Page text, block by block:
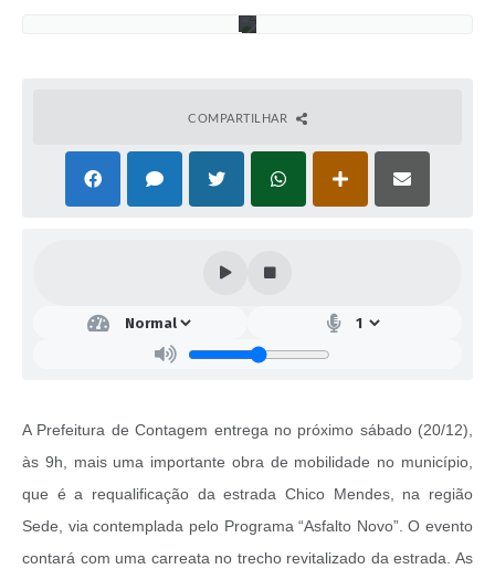
COMPARTILHAR
A Prefeitura de Contagem entrega no próximo sábado (20/12),
às 9h, mais uma importante obra de mobilidade no município,
que é a requalificação da estrada Chico Mendes, na região
Sede, via contemplada pelo Programa “Asfalto Novo”. O evento
contará com uma carreata no trecho revitalizado da estrada. As